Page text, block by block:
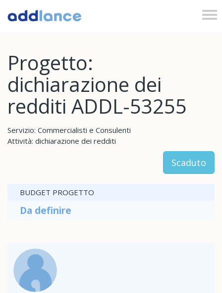
Progetto:
dichiarazione dei
redditi ADDL-53255
Servizio: Commercialisti e Consulenti
Attività: dichiarazione dei redditi
Scaduto
BUDGET PROGETTO
Da definire